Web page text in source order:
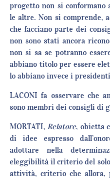
progetto non si
le altre. Non si comprende,
che facciano parte dei
non sono stati ancora
non si sa se potranno
abbiano titolo per essere
lo abbiano invece i
LACONI fa osservare che
sono membri dei consigli di
MORTATI,Relatore, obietta
di idee espresso
adottare nella
eleggibilità il criterio del
attività, criterio che allora,